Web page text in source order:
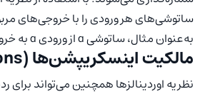
ساتوشی‌های هر ورودی را با خروجی‌های
به‌عنوان مثال، ساتوشی a از ورودی a به خروجی e منتقل می‌شود.
مالکیت اینسکریپشن‌‌ها (Inscriptions)
نظریه اوردینالزها همچنین می‌تواند برای